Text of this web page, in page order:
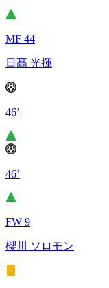
MF 44
日髙 光揮
46’
46’
FW 9
櫻川 ソロモン